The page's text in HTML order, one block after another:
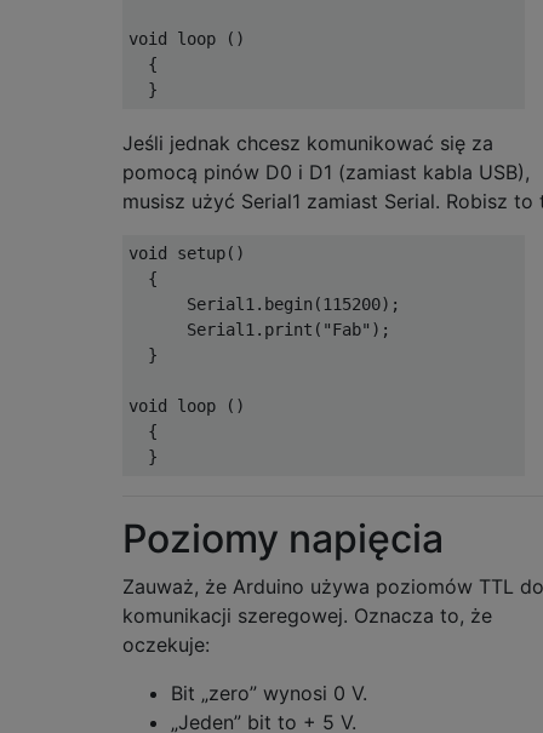
void loop
()
{
}
Jeśli jednak chcesz komunikować się za
pomocą pinów D0 i D1 (zamiast kabla USB),
musisz użyć Serial1 zamiast Serial. Robisz to
void setup()
{
Serial1 . begin (115200);
Serial1 . print ( "Fab" );
}
void loop
()
{
}
Poziomy napięcia
Zauważ, że Arduino używa poziomów TTL do
komunikacji szeregowej. Oznacza to, że
oczekuje:
Bit „zero” wynosi 0 V.
„Jeden” bit to + 5 V.